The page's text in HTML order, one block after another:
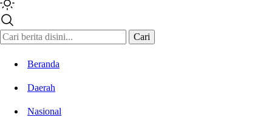
Cari
Beranda
Daerah
Nasional